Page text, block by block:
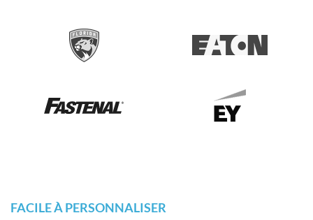
FACILE À PERSONNALISER